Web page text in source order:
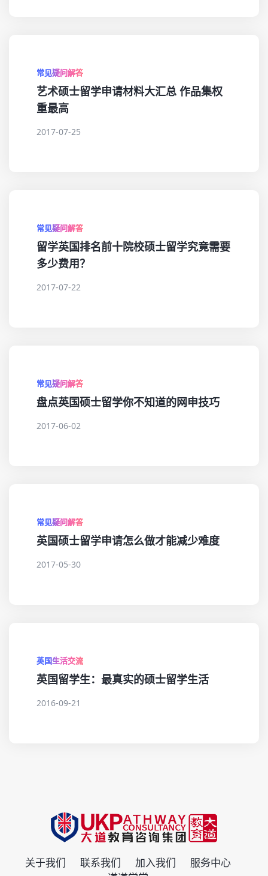
常见疑问解答
艺术硕士留学申请材料大汇总 作品集权
重最高
2017-07-25
常见疑问解答
留学英国排名前十院校硕士留学究竟需要
多少费用？
2017-07-22
常见疑问解答
盘点英国硕士留学你不知道的网申技巧
2017-06-02
常见疑问解答
英国硕士留学申请怎么做才能减少难度
2017-05-30
英国生活交流
英国留学生：最真实的硕士留学生活
2016-09-21
关于我们 联系我们 加入我们
服务中心